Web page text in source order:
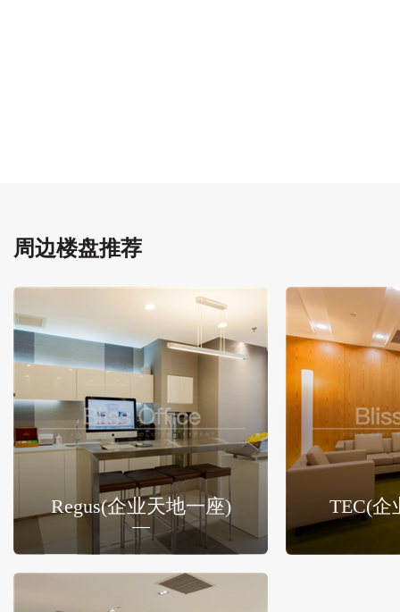
周边楼盘推荐
Regus(企业天地一座) TEC(企